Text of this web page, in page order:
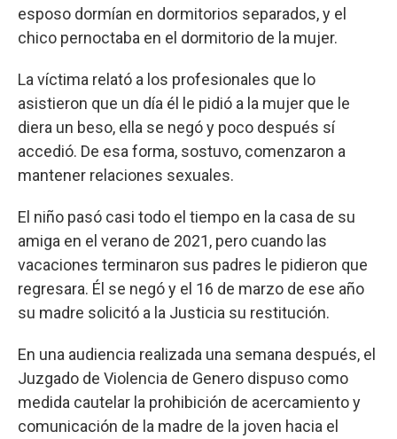
esposo dormían en dormitorios separados, y el
chico pernoctaba en el dormitorio de la mujer.
La víctima relató a los profesionales que lo
asistieron que un día él le pidió a la mujer que le
diera un beso, ella se negó y poco después sí
accedió. De esa forma, sostuvo, comenzaron a
mantener relaciones sexuales.
El niño pasó casi todo el tiempo en la casa de su
amiga en el verano de 2021, pero cuando las
vacaciones terminaron sus padres le pidieron que
regresara. Él se negó y el 16 de marzo de ese año
su madre solicitó a la Justicia su restitución.
En una audiencia realizada una semana después, el
Juzgado de Violencia de Genero dispuso como
medida cautelar la prohibición de acercamiento y
comunicación de la madre de la joven hacia el